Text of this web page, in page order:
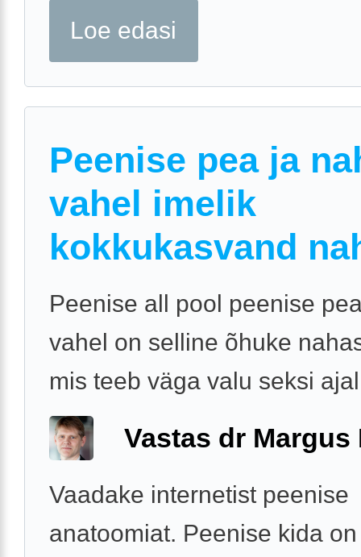
Loe edasi
Peenise pea ja
vahel imelik
kokkukasvand
Peenise all pool peenise
vahel on selline õhuke
mis teeb väga valu seksi ajal
Vastas dr Margus
Vaadake internetist peenise
anatoomiat. Peenise kida on